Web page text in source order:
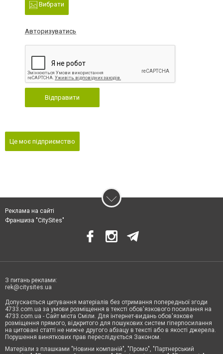
Вибрати
Авторизуватись
Відправити
Це моє підприємство
Реклама на сайті
Франшиза "CitySites"
З питань реклами:
rek@citysites.ua
Допускається цитування матеріалів без отримання попередньої згоди
4733.com.ua за умови розміщення в тексті обов'язкового посилання на
4733.com.ua - Сайт міста Сміли. Для інтернет-видань обов'язкове
розміщення прямого, відкритого для пошукових систем гіперпосилання
на цитовані статті не нижче другого абзацу в тексті або в якості джерела.
Порушення виняткових прав переслідується Законом.
Матеріали з плашками "Новини компаній", "Промо", "Партнерський